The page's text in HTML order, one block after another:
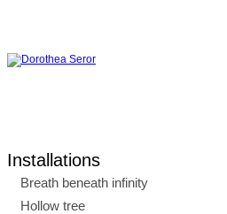
Installations
Breath beneath infinity
Hollow tree